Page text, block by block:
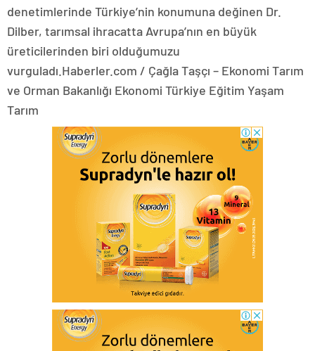
denetimlerinde Türkiye’nin konumuna değinen Dr.
Dilber, tarımsal ihracatta Avrupa’nın en büyük
üreticilerinden biri olduğumuzu
vurguladı.Haberler.com / Çağla Taşçı – Ekonomi Tarım
ve Orman Bakanlığı Ekonomi Türkiye Eğitim Yaşam
Tarım